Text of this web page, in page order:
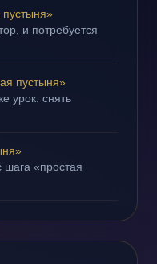
и потребуется
пустыня»
урок: снять
шага «простая